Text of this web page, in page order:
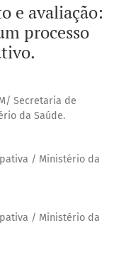
e avaliação:
processo
Secretaria de
da Saúde.
/ Ministério da
/ Ministério da